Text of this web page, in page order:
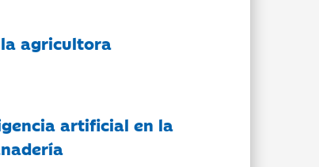
agricultora
artificial en la